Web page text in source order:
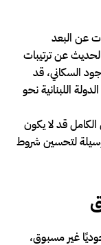
عن البعد
عن ترتيبات
السكاني، قد
اللبنانية نحو
قد لا يكون
لتحسين شروط
غير مسبوق،